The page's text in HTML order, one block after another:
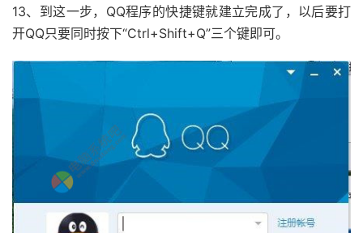
13、到这一步，QQ程序的快捷键就建立完成了，以后要打
开QQ只要同时按下“Ctrl+Shift+Q”三个键即可。